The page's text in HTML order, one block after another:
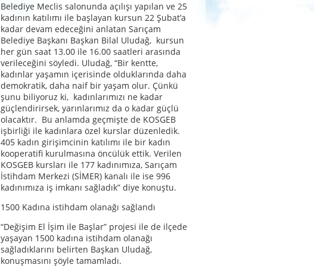
Belediye Meclis salonunda açılışı yapılan ve 25
kadının katılımı ile başlayan kursun 22 Şubat’a
kadar devam edeceğini anlatan Sarıçam
Belediye Başkanı Başkan Bilal Uludağ, kursun
her gün saat 13.00 ile 16.00 saatleri arasında
verileceğini söyledi. Uludağ, “Bir kentte,
kadınlar yaşamın içerisinde olduklarında daha
demokratik, daha naif bir yaşam olur. Çünkü
şunu biliyoruz ki, kadınlarımızı ne kadar
güçlendirirsek, yarınlarımız da o kadar güçlü
olacaktır. Bu anlamda geçmişte de KOSGEB
işbirliği ile kadınlara özel kurslar dü­zenledik.
405 kadın girişimcinin katılımı ile bir kadın
kooperatifi kurulmasına öncülük ettik. Verilen
KOSGEB kursları ile 177 kadınımıza, Sarıçam
İstihdam Merkezi (SİMER) kanalı ile ise 996
kadınımıza iş imkanı sağladık” diye konuştu.
1500 Kadına istihdam olanağı sağlandı
“Değişim El İşim ile Başlar” projesi ile de ilçede
yaşayan 1500 kadına istihdam olanağı
sağladıklarını belirten Başkan Uludağ,
konuşmasını şöyle tamamladı.